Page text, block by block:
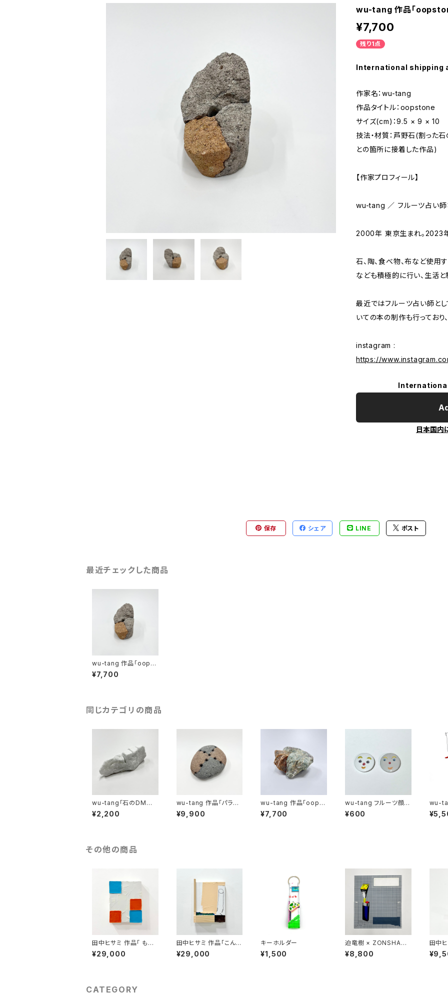
wu-tang 作品「
¥7,700
残り1点
International shipping
作家名：wu-tang
作品タイトル：oopstone
サイズ(cm)：9.5 × 9 × 10
技法・材質：芦野石(割った
との箇所に接着した作品)
【作家プロフィール】
wu-tang ／ フルーツ占い師
2000年 東京生まれ。2023
石、陶、食べ物、布など使用
なども積極的に行い、生活
最近ではフルーツ占い師と
いての本の制作も行っており
instagram :
https://
日本国内
保存 シェア LINE ポスト
最近チェックした商品
wu-tang 作品「oopst
one」
¥7,700
同じカテゴリの商品
wu-tang「石のDM立
て 大理石 3ポケ」
¥2,200
wu-tang 作品「パラレ
ルストーン」
¥9,900
wu-tang 作品「oopst
one」
¥7,700
wu-tang フルーツ顔缶
バッジ 2個セット
¥600
wu-
ぼの
その他の商品
田中ヒサミ 作品「 もう
少し早く出かけていれ
ばね」
¥29,000
田中ヒサミ 作品「こんな
に単純なことなのに 」
¥29,000
キーホルダー
¥1,500
迫竜樹 × ZONSHANG
コラボスクリーンプリン
ト作品
¥8,800
田中
のこ
CATEGORY